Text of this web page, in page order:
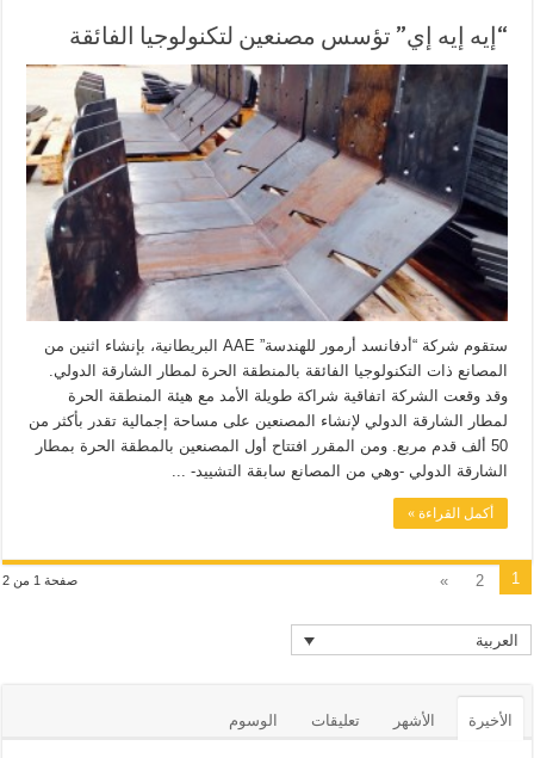
“إيه إيه إي” تؤسس مصنعين لتكنولوجيا الفائقة
ستقوم شركة “أدفانسد أرمور للهندسة” AAE البريطانية، بإنشاء اثنين من
المصانع ذات التكنولوجيا الفائقة بالمنطقة الحرة لمطار الشارقة الدولي.
وقد وقعت الشركة اتفاقية شراكة طويلة الأمد مع هيئة المنطقة الحرة
لمطار الشارقة الدولي لإنشاء المصنعين على مساحة إجمالية تقدر بأكثر من
50 ألف قدم مربع. ومن المقرر افتتاح أول المصنعين بالمطقة الحرة بمطار
الشارقة الدولي -وهي من المصانع سابقة التشييد- ...
أكمل القراءة »
صفحة 1 من 2 1
2
»
العربية
الأخيرة الأشهر تعليقات الوسوم